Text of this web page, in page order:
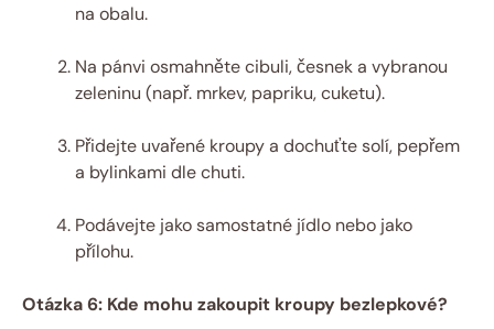
na obalu.
Na pánvi osmahněte cibuli, česnek a vybranou
zeleninu (např. mrkev, papriku, cuketu).
Přidejte uvařené kroupy a dochuťte solí, pepřem
a bylinkami dle chuti.
Podávejte jako samostatné jídlo nebo jako
přílohu.
Otázka 6: Kde mohu zakoupit kroupy bezlepkové?